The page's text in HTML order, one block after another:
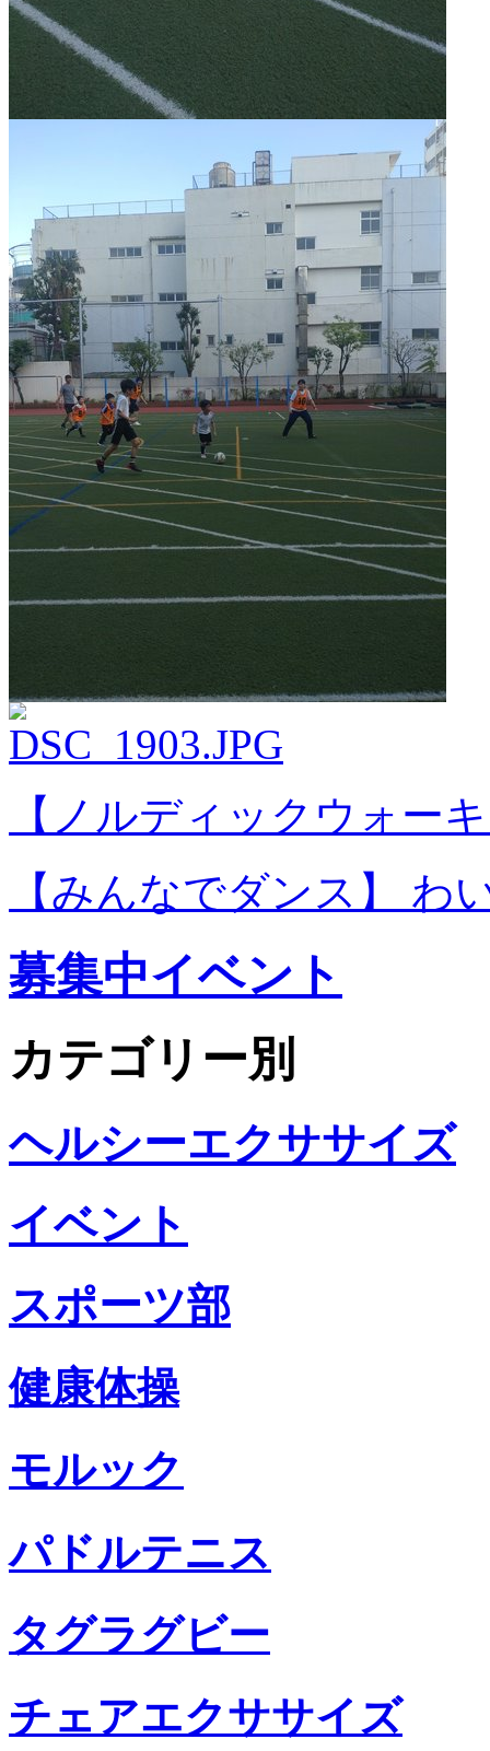
【ノルディックウォー
【みんなでダンス】 わ
募集中イベント
カテゴリー別
ヘルシーエクササイズ
イベント
スポーツ部
健康体操
モルック
パドルテニス
タグラグビー
チェアエクササイズ